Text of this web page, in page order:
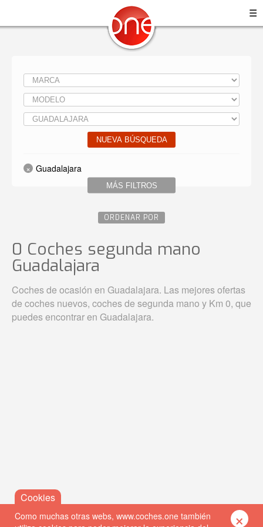
☰
NUEVA BÚSQUEDA
MÁS FILTROS
Guadalajara
ORDENAR POR
0 Coches segunda mano
Guadalajara
Coches de ocasión en Guadalajara. Las mejores ofertas
de coches nuevos, coches de segunda mano y Km 0, que
puedes encontrar en Guadalajara.
Como muchas otras webs, www.coches.one también
×